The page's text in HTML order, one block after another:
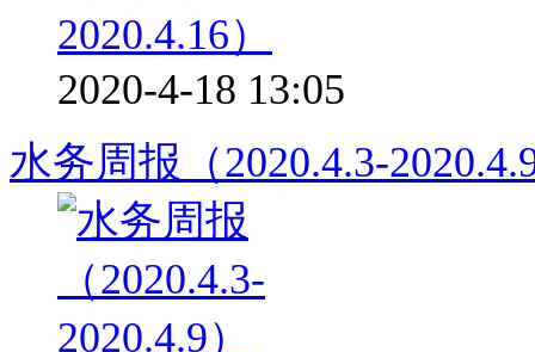
2020-4-18 13:05
水务周报（2020.4.3-